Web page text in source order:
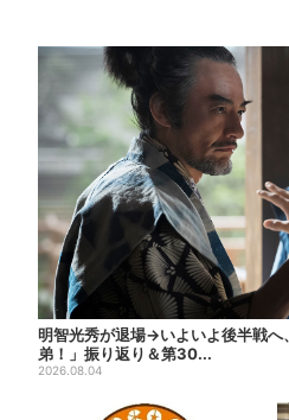
明智光秀が退場→いよいよ後半戦
弟！」振り返り＆第30...
2026.08.04